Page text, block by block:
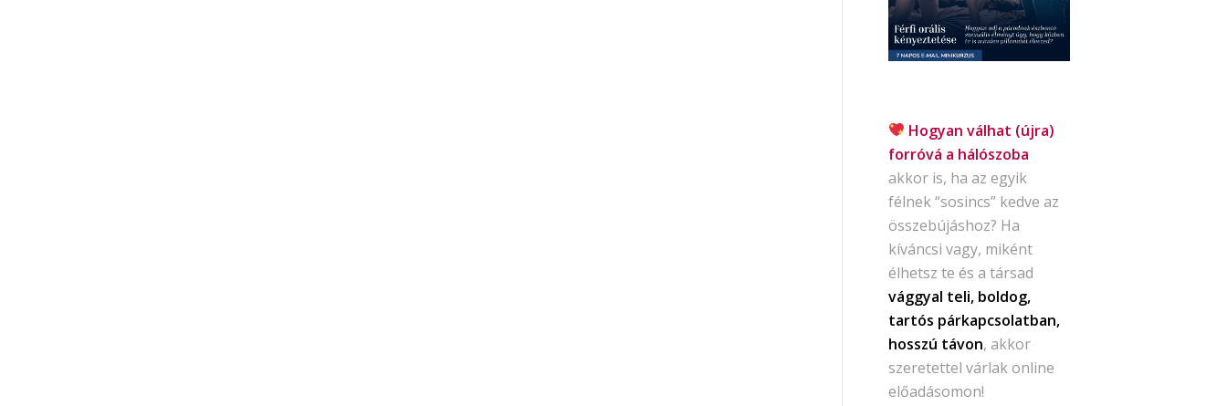
Hogyan válhat (újra)
forróvá a hálószoba
akkor is, ha az egyik
félnek “sosincs” kedve az
összebújáshoz? Ha
kíváncsi vagy, miként
élhetsz te és a társad
vággyal teli, boldog,
tartós párkapcsolatban,
hosszú távon, akkor
szeretettel várlak online
előadásomon!